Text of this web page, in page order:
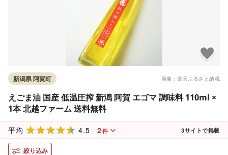
画像：楽天ふるさと納税
新潟県 阿賀町
えごま油 国産 低温圧搾 新潟 阿賀 エゴマ 調味料 110ml ×
1本 北越ファーム 送料無料
平均 4.5 2件 3サイトで掲載
絞り込み